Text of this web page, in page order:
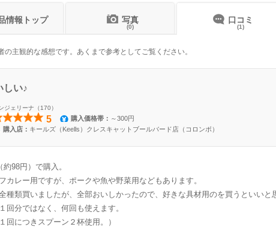
情報トップ 写真
(0)
口コミ
(1)
主観的な感想です。あくまで参考としてご覧ください。
しい♪
ジェリーナ（170）
5 購入価格帯： ～300円
購入店： キールズ（Keells）クレスキャットブールバード店（コロンボ）
98円）で購入。
カレー用ですが、ポークや魚や野菜用などもあります。
種類買いましたが、全部おいしかったので、好きな具材用のを買うといいと
回分ではなく、何回も使えます。
回につきスプーン２杯使用。）